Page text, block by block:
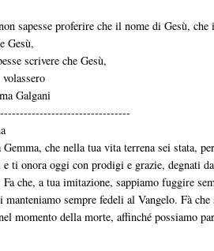
sapesse proferire che il nome di Gesù,
Gesù,
scrivere che Gesù,
Galgani
che nella tua vita terrena sei stata,
ti onora oggi con prodigi e grazie, degnati
che, a tua imitazione, sappiamo fuggire
manteniamo sempre fedeli al Vangelo. Fà
momento della morte, affinché possia­mo